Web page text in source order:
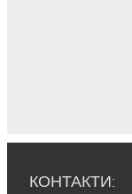
КОНТАКТИ: